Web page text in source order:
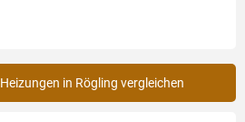
in Rögling vergleichen